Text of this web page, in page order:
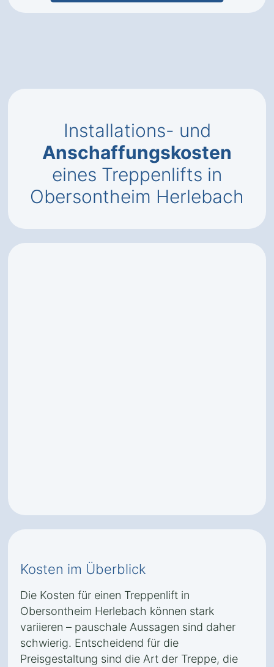
Installations- und
Anschaffungskosten
eines Treppenlifts in
Obersontheim Herlebach
Kosten im Überblick
Die Kosten für einen Treppenlift in
Obersontheim Herlebach können stark
variieren – pauschale Aussagen sind daher
schwierig. Entscheidend für die
Preisgestaltung sind die Art der Treppe, die